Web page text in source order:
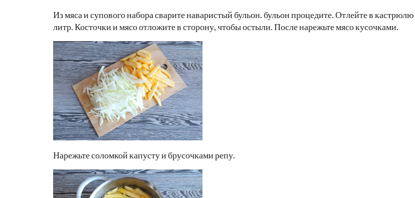
Из мяса и супового набора сварите наваристый бульон. бульон процедите. Отлейте в
литр. Косточки и мясо отложите в сторону, чтобы остыли. После нарежьте мясо кусочками.
Нарежьте соломкой капусту и брусочками репу.